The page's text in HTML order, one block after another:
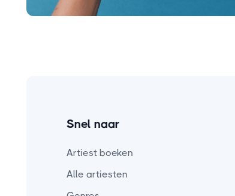
Snel naar
Artiest boeken
Alle artiesten